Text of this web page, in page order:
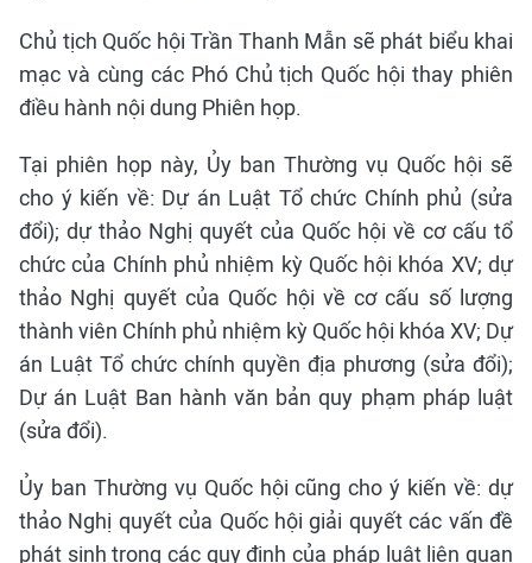
Chủ tịch Quốc hội Trần Thanh Mẫn sẽ phát biểu khai
mạc và cùng các Phó Chủ tịch Quốc hội thay phiên
điều hành nội dung Phiên họp.
Tại phiên họp này, Ủy ban Thường vụ Quốc hội sẽ
cho ý kiến về: Dự án Luật Tổ chức Chính phủ (sửa
đổi); dự thảo Nghị quyết của Quốc hội về cơ cấu tổ
chức của Chính phủ nhiệm kỳ Quốc hội khóa XV; dự
thảo Nghị quyết của Quốc hội về cơ cấu số lượng
thành viên Chính phủ nhiệm kỳ Quốc hội khóa XV; Dự
án Luật Tổ chức chính quyền địa phương (sửa đổi);
Dự án Luật Ban hành văn bản quy phạm pháp luật
(sửa đổi).
Ủy ban Thường vụ Quốc hội cũng cho ý kiến về: dự
thảo Nghị quyết của Quốc hội giải quyết các vấn đề
phát sinh trong các quy định của pháp luật liên quan